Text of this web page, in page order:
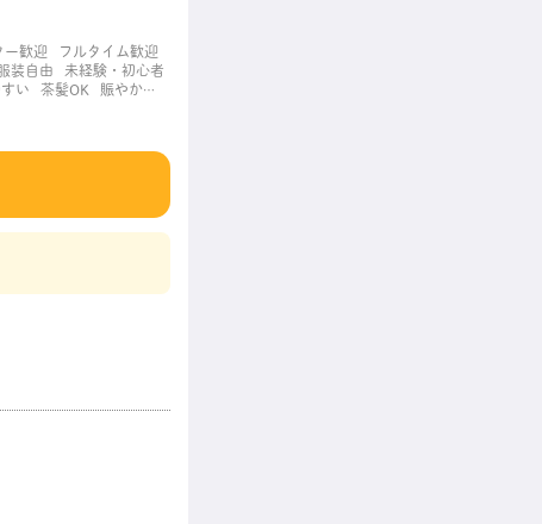
ー歓迎
フルタイム歓迎
装自由
未経験・初心者
い 茶髪OK
賑やかな